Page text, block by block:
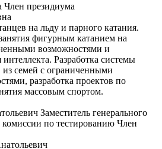
Член президиума
на льду и парного катания.
фигурным катанием на
возможностями и
Разработка системы
семей с ограниченными
разработка проектов по
массовым спортом.
Заместитель генерального
комиссии по тестированию Член